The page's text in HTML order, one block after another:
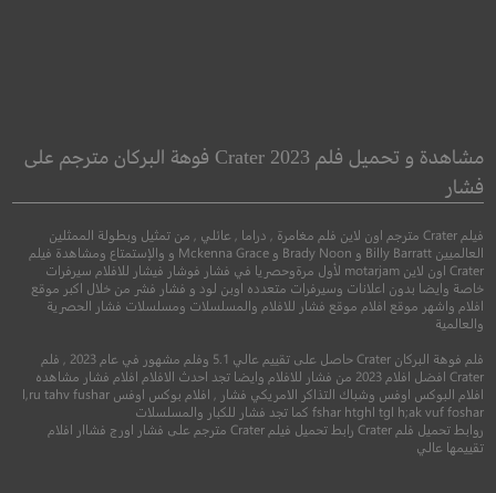
6.3
يستحق
6.8
مشاهدة و تحميل فلم Crater 2023 فوهة البركان مترجم على
فشار
فيلم Crater مترجم اون لاين فلم مغامرة , دراما , عائلي , من تمثيل وبطولة الممثلين
العالميين Billy Barratt و Brady Noon و Mckenna Grace و والإستمتاع ومشاهدة فيلم
Crater اون لاين motarjam لأول مرةوحصريا في فشار فوشار فيشار للافلام سيرفرات
خاصة وايضا بدون اعلانات وسيرفرات متعدده اوبن لود و فشار فشر من خلال اكبر موقع
افلام واشهر موقع افلام موقع فشار للافلام والمسلسلات ومسلسلات فشار الحصرية
والعالمية
فلم فوهة البركان Crater حاصل على تقييم عالي 5.1 وفلم مشهور في عام 2023 , فلم
Crater افضل افلام 2023 من فشار للافلام وايضا تجد احدث الافلام افلام فشار مشاهده
افلام البوكس اوفس وشباك التذاكر الامريكي فشار , افلام بوكس اوفس l,ru tahv fushar
fshar htghl tgl h;ak vuf foshar كما تجد فشار للكبار والمسلسلات
روابط تحميل فلم Crater رابط تحميل فيلم Crater مترجم على فشار اورج فشاار افلام
تقييمها عالي